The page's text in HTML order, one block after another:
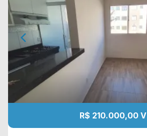
R$ 210.000,00 V